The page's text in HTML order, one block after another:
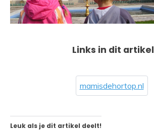
Links in dit artikel
mamisdehortop.nl
Leuk als je dit artikel deelt!